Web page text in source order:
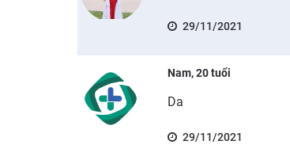
29/11/2021
Nam, 20 tuổi
Da
29/11/2021